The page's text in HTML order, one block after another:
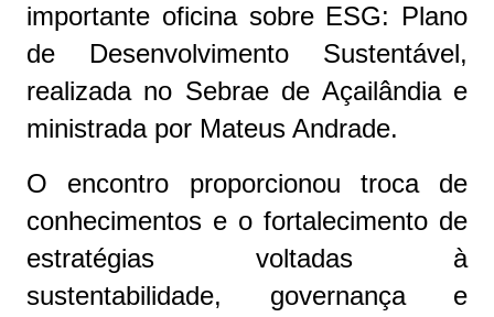
importante oficina sobre ESG: Plano
de Desenvolvimento Sustentável,
realizada no Sebrae de Açailândia e
ministrada por Mateus Andrade.
O encontro proporcionou troca de
conhecimentos e o fortalecimento de
estratégias voltadas à
sustentabilidade, governança e